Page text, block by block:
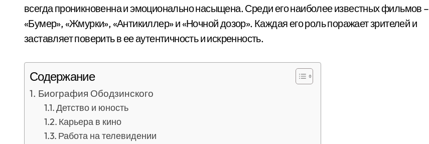
всегда проникновенна и эмоционально насыщена. Среди его наиболее известных фильмов –
«Бумер», «Жмурки», «Антикиллер» и «Ночной дозор». Каждая его роль поражает зрителей и
заставляет поверить в ее аутентичность и искренность.
Содержание
Биография Ободзинского
Детство и юность
Карьера в кино
Работа на телевидении